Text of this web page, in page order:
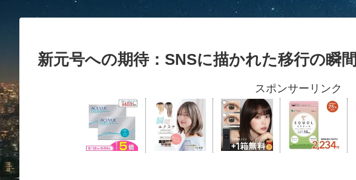
新元号への期待：SNSに描かれた移行の瞬間
スポンサーリンク